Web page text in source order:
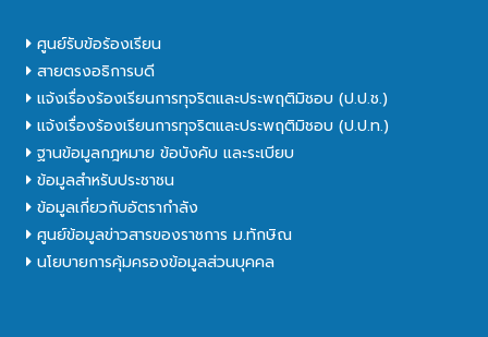
ศูนย์รับข้อร้องเรียน
สายตรงอธิการบดี
แจ้งเรื่องร้องเรียนการทุจริตและประพฤติมิชอบ (ป.ป.ช.)
แจ้งเรื่องร้องเรียนการทุจริตและประพฤติมิชอบ (ป.ป.ท.)
ฐานข้อมูลกฎหมาย ข้อบังคับ และระเบียบ
ข้อมูลสำหรับประชาชน
ข้อมูลเกี่ยวกับอัตรากำลัง
ศูนย์ข้อมูลข่าวสารของราชการ ม.ทักษิณ
นโยบายการคุ้มครองข้อมูลส่วนบุคคล